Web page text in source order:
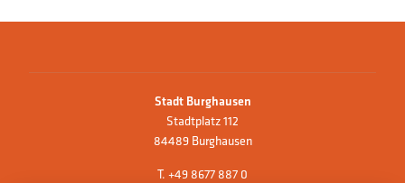
Stadt Burghausen
Stadtplatz 112
84489 Burghausen
T. +49 8677 887 0